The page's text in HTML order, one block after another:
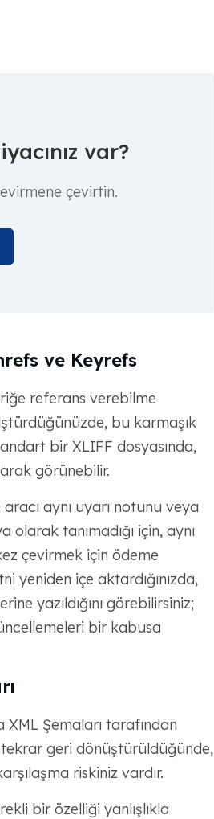
var?
çevirtin.
ve Keyrefs
referans verebilme
bu karmaşık
bir XLIFF dosyasında,
görünebilir.
aynı uyarı notunu veya
tanımadığı için, aynı
çevirmek için ödeme
içe aktardığınızda,
yazıldığını görebilirsiniz;
bir kabusa
XML Şemaları tarafından
geri dönüştürüldüğünde,
riskiniz vardır.
bir özelliği yanlışlıkla